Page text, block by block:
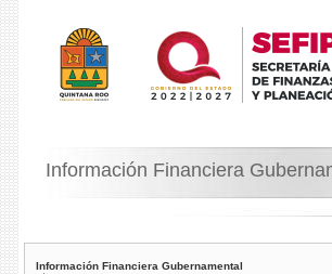
Información Financiera
Información Financiera Gubernamental